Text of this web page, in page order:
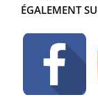
ÉGALEMENT